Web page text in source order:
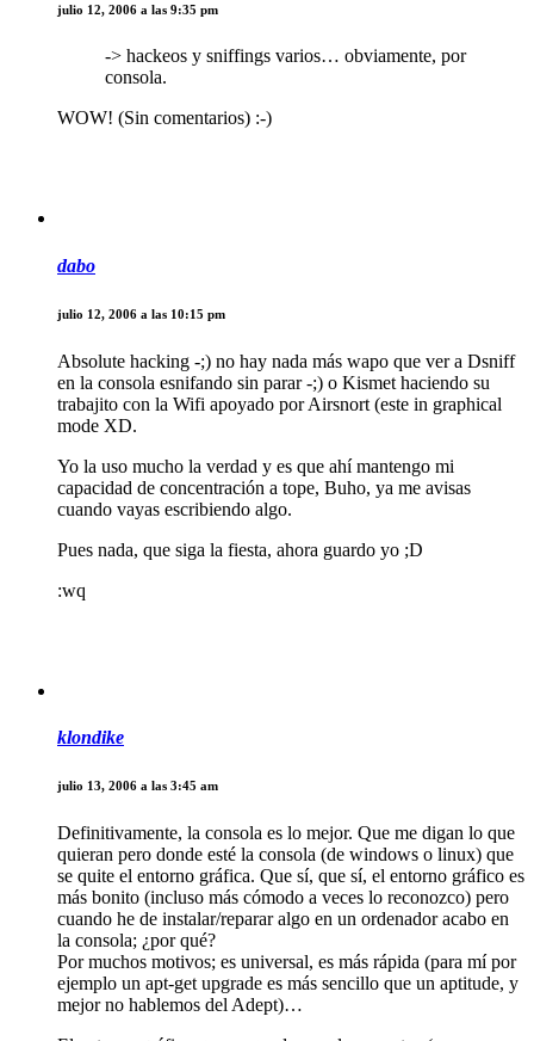
julio 12, 2006 a las 9:35 pm
-> hackeos y sniffings varios… obviamente, por
consola.
WOW! (Sin comentarios) :-)
dabo
julio 12, 2006 a las 10:15 pm
Absolute hacking -;) no hay nada más wapo que ver a Dsniff
en la consola esnifando sin parar -;) o Kismet haciendo su
trabajito con la Wifi apoyado por Airsnort (este in graphical
mode XD.
Yo la uso mucho la verdad y es que ahí mantengo mi
capacidad de concentración a tope, Buho, ya me avisas
cuando vayas escribiendo algo.
Pues nada, que siga la fiesta, ahora guardo yo ;D
:wq
klondike
julio 13, 2006 a las 3:45 am
Definitivamente, la consola es lo mejor. Que me digan lo que
quieran pero donde esté la consola (de windows o linux) que
se quite el entorno gráfica. Que sí, que sí, el entorno gráfico es
más bonito (incluso más cómodo a veces lo reconozco) pero
cuando he de instalar/reparar algo en un ordenador acabo en
la consola; ¿por qué?
Por muchos motivos; es universal, es más rápida (para mí por
ejemplo un apt-get upgrade es más sencillo que un aptitude, y
mejor no hablemos del Adept)…